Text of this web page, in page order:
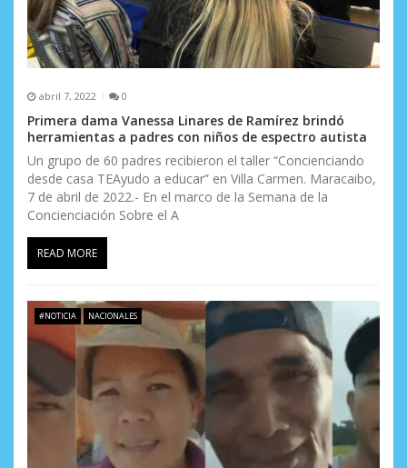
abril 7, 2022 0
Primera dama Vanessa Linares de Ramírez brindó
herramientas a padres con niños de espectro autista
Un grupo de 60 padres recibieron el taller “Concienciando
desde casa TEAyudo a educar” en Villa Carmen. Maracaibo,
7 de abril de 2022.- En el marco de la Semana de la
Concienciación Sobre el A
READ MORE
#NOTICIA NACIONALES